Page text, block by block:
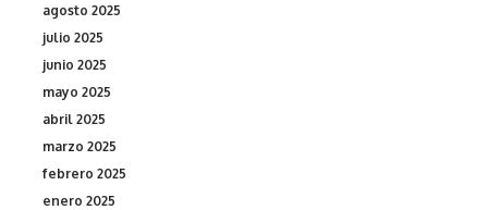
agosto 2025
julio 2025
junio 2025
mayo 2025
abril 2025
marzo 2025
febrero 2025
enero 2025